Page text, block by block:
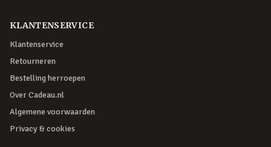
KLANTENSERVICE
Klantenservice
Retourneren
Bestelling herroepen
Over Cadeau.nl
Algemene voorwaarden
Privacy & cookies